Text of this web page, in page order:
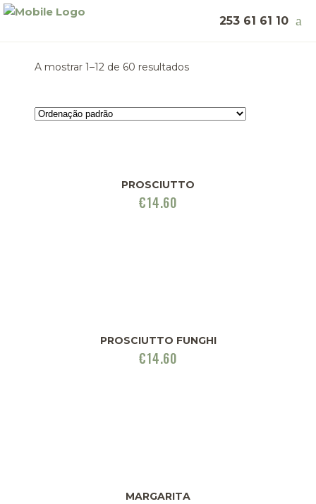
253 61 61 10
A mostrar 1–12 de 60 resultados
PROSCIUTTO
€14.60
PROSCIUTTO FUNGHI
€14.60
MARGARITA